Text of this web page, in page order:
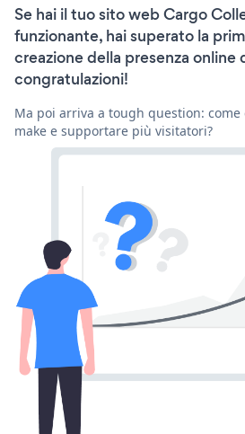
Se hai il tuo sito web Cargo
funzionante, hai superato la
creazione della presenza
congratulazioni!
Ma poi arriva a tough question: come
make e supportare più visitatori?